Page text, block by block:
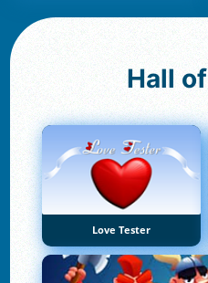
Hall of
Love Tester